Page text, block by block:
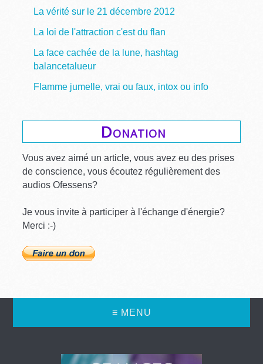
La vérité sur le 21 décembre 2012
La loi de l'attraction c'est du flan
La face cachée de la lune, hashtag
balancetalueur
Flamme jumelle, vrai ou faux, intox ou info
Donation
Vous avez aimé un article, vous avez eu des prises
de conscience, vous écoutez régulièrement des
audios Ofessens?
Je vous invite à participer à l'échange d'énergie?
Merci :-)
≡ MENU